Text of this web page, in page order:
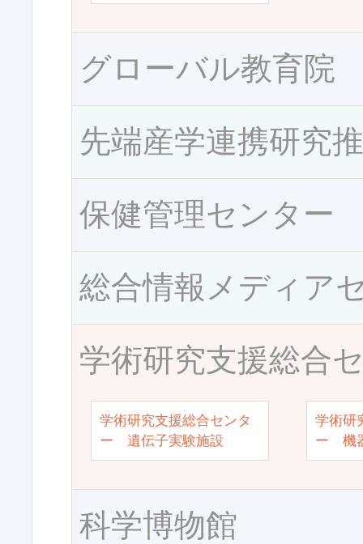
グローバル教育院
先端産学連携研究
保健管理センター
総合情報メディア
学術研究支援総合
学術研究支援総合センタ
ー 遺伝子実験施設
学術研
ー 機
科学博物館